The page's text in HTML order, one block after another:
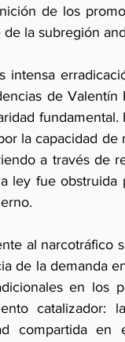
de los
la subregión
intensa
de
la capacidad de
a través de
ley fue obstruida
al narcotráfico
de la demanda
en los
catalizador:
compartida